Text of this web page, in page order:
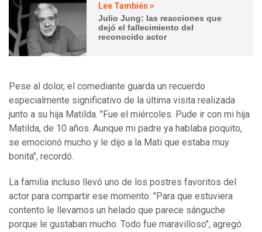
Lee También >
Julio Jung: las reacciones que
dejó el fallecimiento del
reconocido actor
Pese al dolor, el comediante guarda un recuerdo
especialmente significativo de la última visita realizada
junto a su hija Matilda. "Fue el miércoles. Pude ir con mi hija
Matilda, de 10 años. Aunque mi padre ya hablaba poquito,
se emocionó mucho y le dijo a la Mati que estaba muy
bonita", recordó.
La familia incluso llevó uno de los postres favoritos del
actor para compartir ese momento. "Para que estuviera
contento le llevamos un helado que parece sánguche
porque le gustaban mucho. Todo fue maravilloso", agregó.